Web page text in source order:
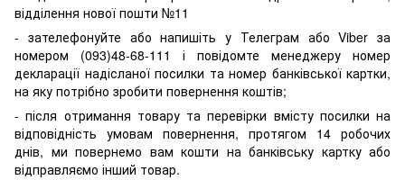
відділення нової пошти №11
- зателефонуйте або напишіть у Телеграм або Viber за
номером (093)48-68-111 і повідомте менеджеру номер
декларації надісланої посилки та номер банківської картки,
на яку потрібно зробити повернення коштів;
- після отримання товару та перевірки вмісту посилки на
відповідність умовам повернення, протягом 14 робочих
днів, ми повернемо вам кошти на банківську картку або
відправляємо інший товар.